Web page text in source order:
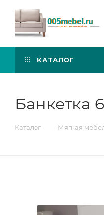
КАТАЛОГ
Банкетка
Каталог — Мягкая